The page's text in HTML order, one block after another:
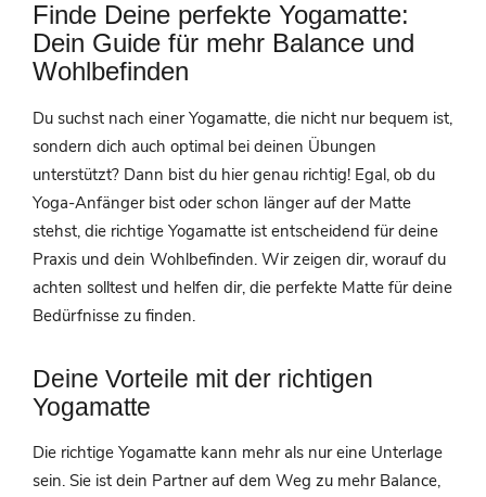
Finde Deine perfekte Yogamatte:
Dein Guide für mehr Balance und
Wohlbefinden
Du suchst nach einer Yogamatte, die nicht nur bequem ist,
sondern dich auch optimal bei deinen Übungen
unterstützt? Dann bist du hier genau richtig! Egal, ob du
Yoga-Anfänger bist oder schon länger auf der Matte
stehst, die richtige Yogamatte ist entscheidend für deine
Praxis und dein Wohlbefinden. Wir zeigen dir, worauf du
achten solltest und helfen dir, die perfekte Matte für deine
Bedürfnisse zu finden.
Deine Vorteile mit der richtigen
Yogamatte
Die richtige Yogamatte kann mehr als nur eine Unterlage
sein. Sie ist dein Partner auf dem Weg zu mehr Balance,